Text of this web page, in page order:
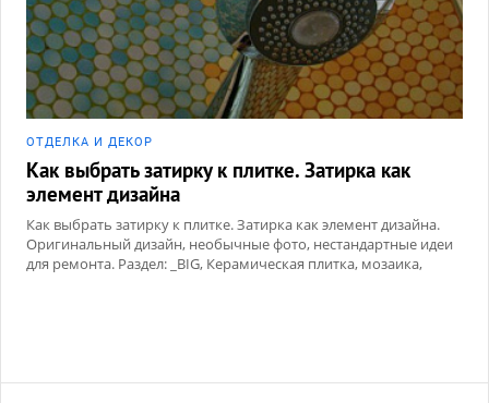
ОТДЕЛКА И ДЕКОР
Как выбрать затирку к плитке. Затирка как
элемент дизайна
Как выбрать затирку к плитке. Затирка как элемент дизайна.
Оригинальный дизайн, необычные фото, нестандартные идеи
для ремонта. Раздел: _BIG, Керамическая плитка, мозаика,